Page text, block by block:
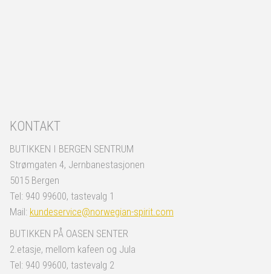
KONTAKT
BUTIKKEN I BERGEN SENTRUM
Strømgaten 4, Jernbanestasjonen
5015 Bergen
Tel: 940 99600, tastevalg 1
Mail: kundeservice@norwegian-spirit.com
BUTIKKEN PÅ OASEN SENTER
2.etasje, mellom kafeen og Jula
Tel: 940 99600, tastevalg 2